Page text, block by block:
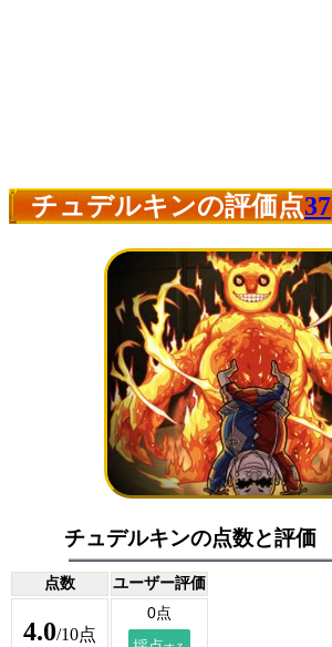
チュデルキンの評価点37
チュデルキンの点数と評価
点数 ユーザー評価
4.0/10点